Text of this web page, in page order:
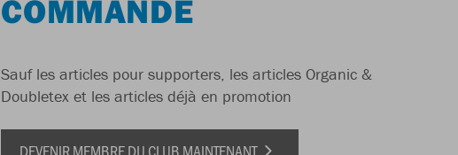
COMMANDE
Sauf les articles pour supporters, les articles Organic &
Doubletex et les articles déjà en promotion
DEVENIR MEMBRE DU CLUB MAINTENANT